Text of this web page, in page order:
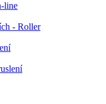
line
- Roller